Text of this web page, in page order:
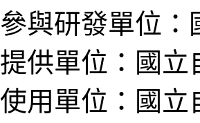
參與研發單位：
提供單位：國立
使用單位：國立